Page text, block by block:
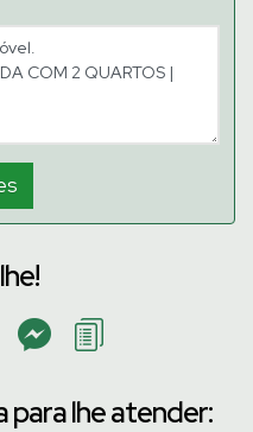
para lhe atender: